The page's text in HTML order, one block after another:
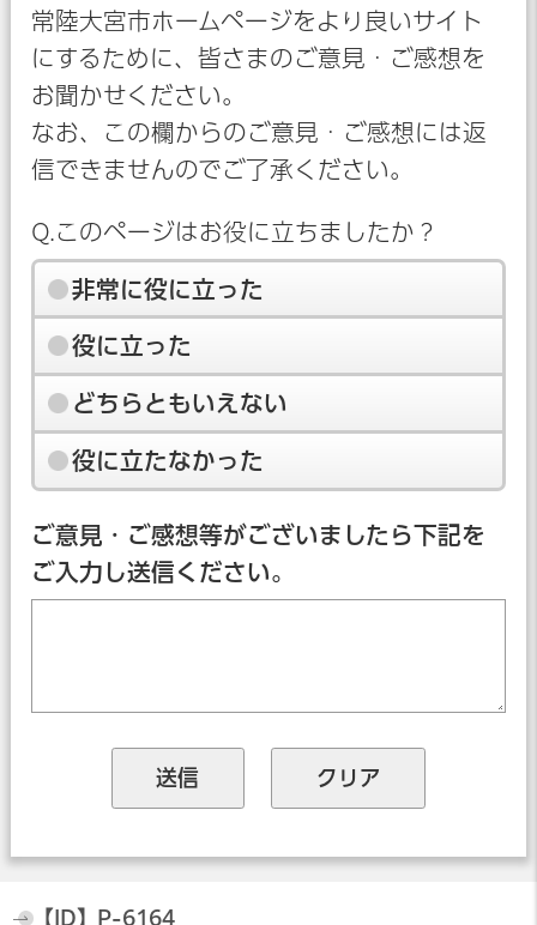
常陸大宮市ホームページをより良いサイト
にするために、皆さまのご意見・ご感想を
お聞かせください。
なお、この欄からのご意見・ご感想には返
信できませんのでご了承ください。
Q.このページはお役に立ちましたか？
非常に役に立った
役に立った
どちらともいえない
役に立たなかった
ご意見・ご感想等がございましたら下記を
ご入力し送信ください。
【ID】 P-6164